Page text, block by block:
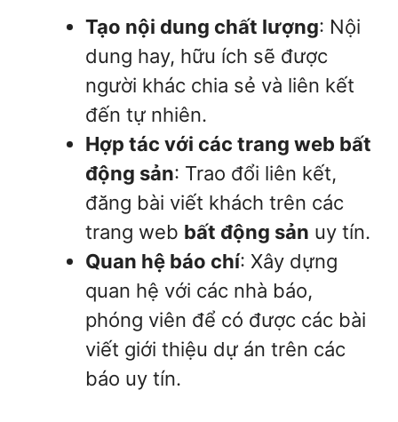
Tạo nội dung chất lượng: Nội
dung hay, hữu ích sẽ được
người khác chia sẻ và liên kết
đến tự nhiên.
Hợp tác với các trang web bất
động sản: Trao đổi liên kết,
đăng bài viết khách trên các
trang web bất động sản uy tín.
Quan hệ báo chí: Xây dựng
quan hệ với các nhà báo,
phóng viên để có được các bài
viết giới thiệu dự án trên các
báo uy tín.